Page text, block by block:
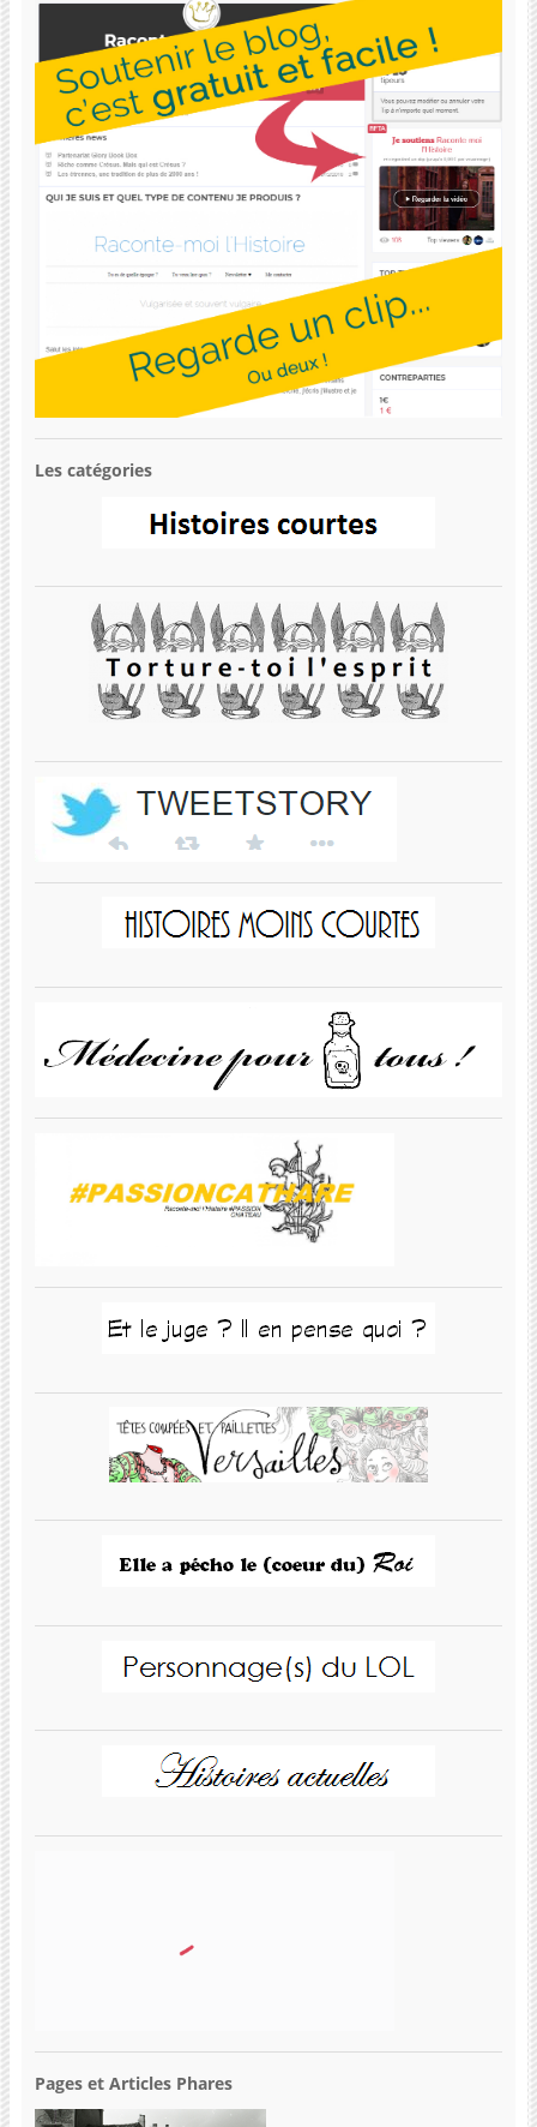
Les catégories
Pages et Articles Phares